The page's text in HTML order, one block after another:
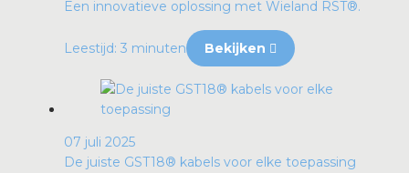
Een innovatieve oplossing met Wieland RST®.
Leestijd: 3 minuten Bekijken
07 juli 2025
De juiste GST18® kabels voor elke toepassing